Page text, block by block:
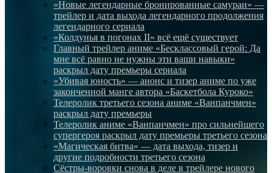
«Новые легендарные бронированные самураи» —
трейлер и дата выхода легендарного продолжения
легендарного сериала
«Колдунья в погонах II» всё ещё существует
Главный трейлер аниме «Бесклассовый герой: Да
мне всё равно не нужны эти ваши навыки»
раскрыл дату премьеры сериала
«Убивая юность» — анонс и тизер аниме по уже
законченной манге автора «Баскетбола Куроко»
Телеролик третьего сезона аниме «Ванпанчмен»
раскрыл дату премьеры
Телеролик аниме «Ванпанчмен» про сильнейшего
супергероя раскрыл дату премьеры третьего сезона
«Магическая битва» — дата выхода, тизер и
другие подробности третьего сезона
Сёстры-воровки снова в деле в трейлере нового